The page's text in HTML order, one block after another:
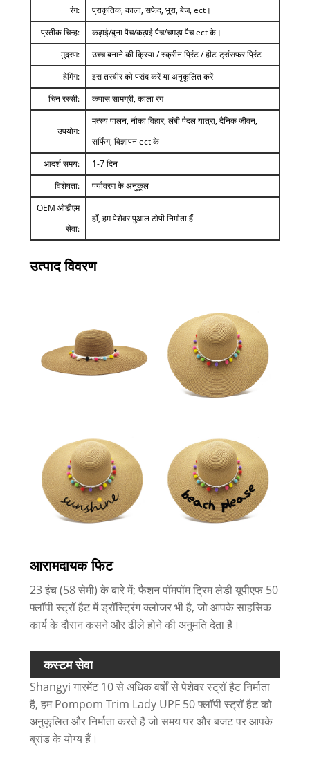
रंग:
प्राकृतिक, काला, सफेद, भूरा, बेज, ect।
प्रतीक चिन्ह:
कढ़ाई/बुना पैच/कढ़ाई पैच/चमड़ा पैच ect के।
मुद्रण:
उच्च बनाने की क्रिया / स्क्रीन प्रिंट / हीट-ट्रांसफर प्रिंट
हेमिंग:
इस तस्वीर को पसंद करें या अनुकूलित करें
चिन रस्सी:
कपास सामग्री, काला रंग
उपयोग:
मत्स्य पालन, नौका विहार, लंबी पैदल यात्रा, दैनिक जीवन,
सर्फिंग, विज्ञापन ect के
आदर्श समय:
1-7 दिन
विशेषता:
पर्यावरण के अनुकूल
OEM ओडीएम
सेवा:
हाँ, हम पेशेवर पुआल टोपी निर्माता हैं
उत्पाद विवरण
आरामदायक फिट
23 इंच (58 सेमी) के बारे में; फैशन पॉमपॉम ट्रिम लेडी यूपीएफ 50
फ्लॉपी स्ट्रॉ हैट में ड्रॉस्ट्रिंग क्लोजर भी है, जो आपके साहसिक
कार्य के दौरान कसने और ढीले होने की अनुमति देता है।
कस्टम सेवा
Shangyi गारमेंट 10 से अधिक वर्षों से पेशेवर स्ट्रॉ हैट निर्माता
है, हम Pompom Trim Lady UPF 50 फ्लॉपी स्ट्रॉ हैट को
अनुकूलित और निर्माता करते हैं जो समय पर और बजट पर आपके
ब्रांड के योग्य हैं।